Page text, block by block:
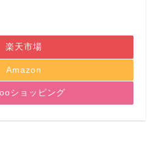
楽天市場
Amazon
ショッピング